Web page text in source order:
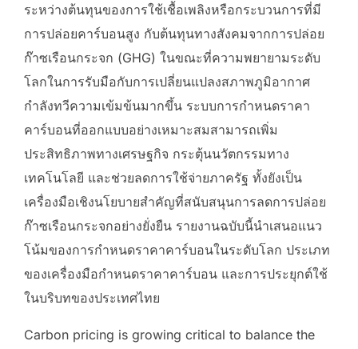
ระหว่างต้นทุนของการใช้เชื้อเพลิงหรือกระบวนการที่มี
การปล่อยคาร์บอนสูง กับต้นทุนทางสังคมจากการปล่อย
ก๊าซเรือนกระจก (GHG) ในขณะที่ความพยายามระดับ
โลกในการรับมือกับการเปลี่ยนแปลงสภาพภูมิอากาศ
กำลังทวีความเข้มข้นมากขึ้น ระบบการกำหนดราคา
คาร์บอนที่ออกแบบอย่างเหมาะสมสามารถเพิ่ม
ประสิทธิภาพทางเศรษฐกิจ กระตุ้นนวัตกรรมทาง
เทคโนโลยี และช่วยลดการใช้จ่ายภาครัฐ ทั้งยังเป็น
เครื่องมือเชิงนโยบายสำคัญที่สนับสนุนการลดการปล่อย
ก๊าซเรือนกระจกอย่างยั่งยืน รายงานฉบับนี้นำเสนอแนว
โน้มของการกำหนดราคาคาร์บอนในระดับโลก ประเภท
ของเครื่องมือกำหนดราคาคาร์บอน และการประยุกต์ใช้
ในบริบทของประเทศไทย
Carbon pricing is growing critical to balance the